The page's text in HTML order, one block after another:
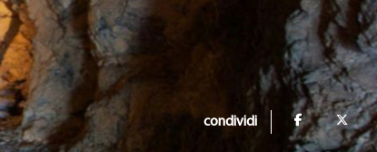
condividi